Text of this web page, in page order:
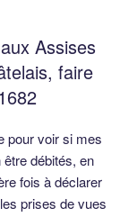
Assises
faire
pour voir si mes
débités, en
fois à déclarer
prises de vues